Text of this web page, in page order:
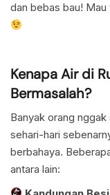
dan bebas bau! Mau
Kenapa Air di
Bermasalah?
Banyak orang
sehari-hari
berbahaya.
antara lain: